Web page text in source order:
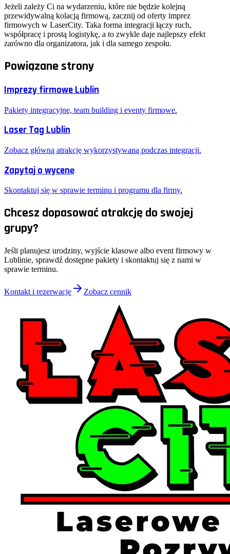
Jeżeli zależy Ci na wydarzeniu, które nie będzie kolejną
przewidywalną kolacją firmową, zacznij od oferty imprez
firmowych w LaserCity. Taka forma integracji łączy ruch,
współpracę i prostą logistykę, a to zwykle daje najlepszy efekt
zarówno dla organizatora, jak i dla samego zespołu.
Powiązane strony
Imprezy firmowe Lublin
Pakiety integracyjne, team building i eventy firmowe.
Laser Tag Lublin
Zobacz główną atrakcję wykorzystywaną podczas integracji.
Zapytaj o wycenę
Skontaktuj się w sprawie terminu i programu dla firmy.
Chcesz dopasować atrakcję do swojej
grupy?
Jeśli planujesz urodziny, wyjście klasowe albo event firmowy w
Lublinie, sprawdź dostępne pakiety i skontaktuj się z nami w
sprawie terminu.
Kontakt i rezerwacje Zobacz cennik